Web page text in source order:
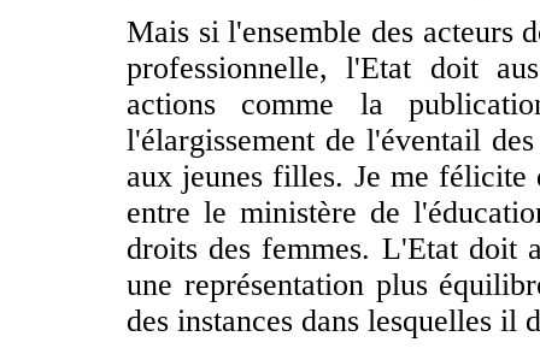
Mais si l'ensemble des acteurs
professionnelle, l'Etat doit
actions comme la
l'élargissement de l'éventail
aux jeunes filles. Je me
entre le ministère de
droits des femmes. L'Etat doit
une représentation plus
des instances dans lesquelles il